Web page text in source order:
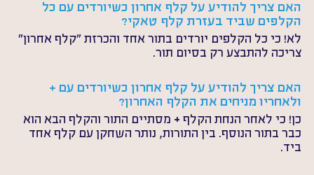
האם צריך להודיע על קלף אחרון כשיורדים עם כל
הקלפים שביד בעזרת קלף טאקי?
לא! כי כל הקלפים יורדים בתור אחד והכרזת "קלף אחרון"
צריכה להתבצע רק בסיום תור.
האם צריך להודיע על קלף אחרון כשיורדים עם +
ולאחריו מניחים את הקלף האחרון?
כן! כי לאחר הנחת הקלף + מסתיים התור והקלף הבא הוא
כבר בתור הנוסף. בין התורות, נותר השחקן עם קלף אחד
ביד.